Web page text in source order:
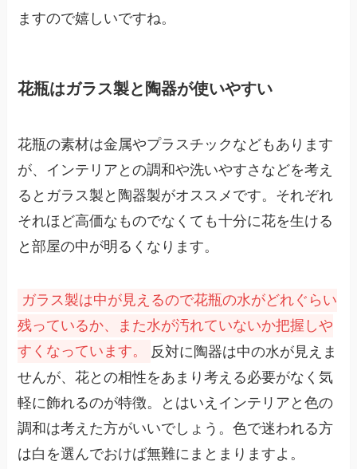
ますので嬉しいですね。
花瓶はガラス製と陶器が使いやすい
花瓶の素材は金属やプラスチックなどもあります
が、インテリアとの調和や洗いやすさなどを考え
るとガラス製と陶器製がオススメです。それぞれ
それほど高価なものでなくても十分に花を生ける
と部屋の中が明るくなります。
ガラス製は中が見えるので花瓶の水がどれぐらい
残っているか、また水が汚れていないか把握しや
すくなっています。
反対に陶器は中の水が見えま
せんが、花との相性をあまり考える必要がなく気
軽に飾れるのが特徴。とはいえインテリアと色の
調和は考えた方がいいでしょう。色で迷われる方
は白を選んでおけば無難にまとまりますよ。